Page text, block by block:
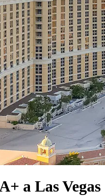
a Las Vegas